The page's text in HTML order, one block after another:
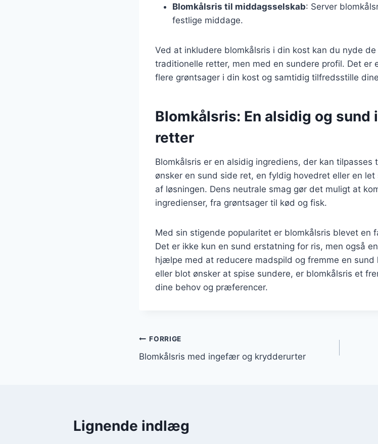
Blomkålsris til middagsselskab: Server
festlige middage.
Ved at inkludere blomkålsris i din kost kan du nyde
traditionelle retter, men med en sundere profil. Det er
flere grøntsager i din kost og samtidig tilfredsstille
Blomkålsris: En alsidig og sund
retter
Blomkålsris er en alsidig ingrediens, der kan
ønsker en sund side ret, en fyldig hovedret eller en
af løsningen. Dens neutrale smag gør det muligt at
ingredienser, fra grøntsager til kød og fisk.
Med sin stigende popularitet er blomkålsris blevet en
Det er ikke kun en sund erstatning for ris, men også
hjælpe med at reducere madspild og fremme en
eller blot ønsker at spise sundere, er blomkålsris et
dine behov og præferencer.
Indlægsnavigation
FORRIGE
Blomkålsris med ingefær og krydderurter
Lignende indlæg